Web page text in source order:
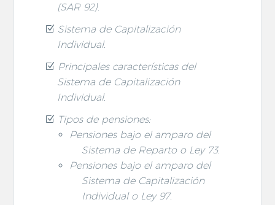
(SAR 92).
Sistema de Capitalización
Individual.
Principales características del
Sistema de Capitalización
Individual.
Tipos de pensiones:
Pensiones bajo el amparo del
Sistema de Reparto o Ley 73.
Pensiones bajo el amparo del
Sistema de Capitalización
Individual o Ley 97.